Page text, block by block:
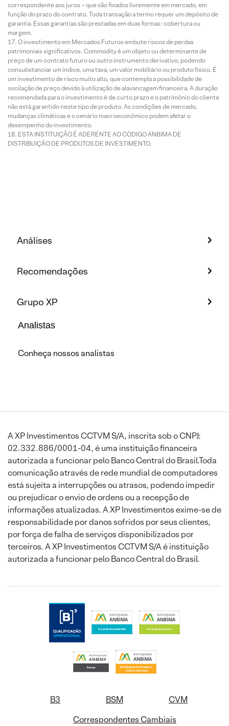
correspondente aos juros – que são fixados livremente em mercado, em
função do prazo do contrato. Toda transação a termo requer um depósito de
garantia. Essas garantias são prestadas em duas formas: cobertura ou
margem.
O investimento em Mercados Futuros embute riscos de perdas
patrimoniais significativos. Commodity é um objeto ou determinante de
preço de um contrato futuro ou outro instrumento derivativo, podendo
consubstanciar um índice, uma taxa, um valor mobiliário ou produto físico. É
um investimento de risco muito alto, que contempla a possibilidade de
oscilação de preço devido à utilização de alavancagem financeira. A duração
recomendada para o investimento é de curto prazo e o patrimônio do cliente
não está garantido neste tipo de produto. As condições de mercado,
mudanças climáticas e o cenário macroeconômico podem afetar o
desempenho do investimento.
ESTA INSTITUIÇÃO É ADERENTE AO CÓDIGO ANBIMA DE
DISTRIBUIÇÃO DE PRODUTOS DE INVESTIMENTO.
Análises
Recomendações
Grupo XP
Analistas
Conheça nossos analistas
A XP Investimentos CCTVM S/A, inscrita sob o CNPJ:
02.332.886/0001-04, é uma instituição financeira
autorizada a funcionar pelo Banco Central do Brasil.Toda
comunicação através de rede mundial de computadores
está sujeita a interrupções ou atrasos, podendo impedir
ou prejudicar o envio de ordens ou a recepção de
informações atualizadas. A XP Investimentos exime-se de
responsabilidade por danos sofridos por seus clientes,
por força de falha de serviços disponibilizados por
terceiros. A XP Investimentos CCTVM S/A é instituição
autorizada a funcionar pelo Banco Central do Brasil.
B3 BSM
CVM
Correspondentes Cambiais